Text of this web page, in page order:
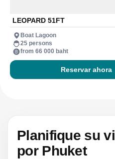
LEOPARD 51FT
Boat Lagoon
25 persons
from 66 000 baht
Reservar ahora
Planifique su
por Phuket